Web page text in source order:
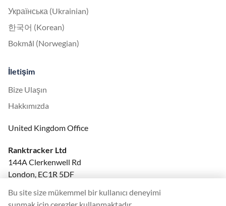
Українська (Ukrainian)
한국어 (Korean)
Bokmål (Norwegian)
İletişim
Bize Ulaşın
Hakkımızda
United Kingdom Office
Ranktracker Ltd
144A Clerkenwell Rd
London, EC1R 5DF
felix@ranktracker.com
Bu site size mükemmel bir kullanıcı deneyimi